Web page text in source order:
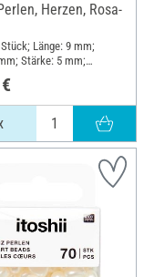
Herzen, Rosa-
Länge: 9 mm;
Stärke: 5 mm;